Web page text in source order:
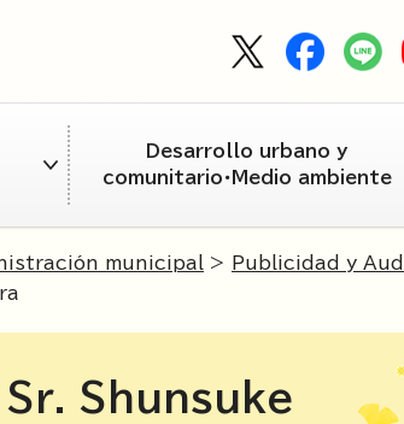
Desarrollo urbano y
comunitario・Medio ambiente
municipal >
Publicidad y
Shunsuke